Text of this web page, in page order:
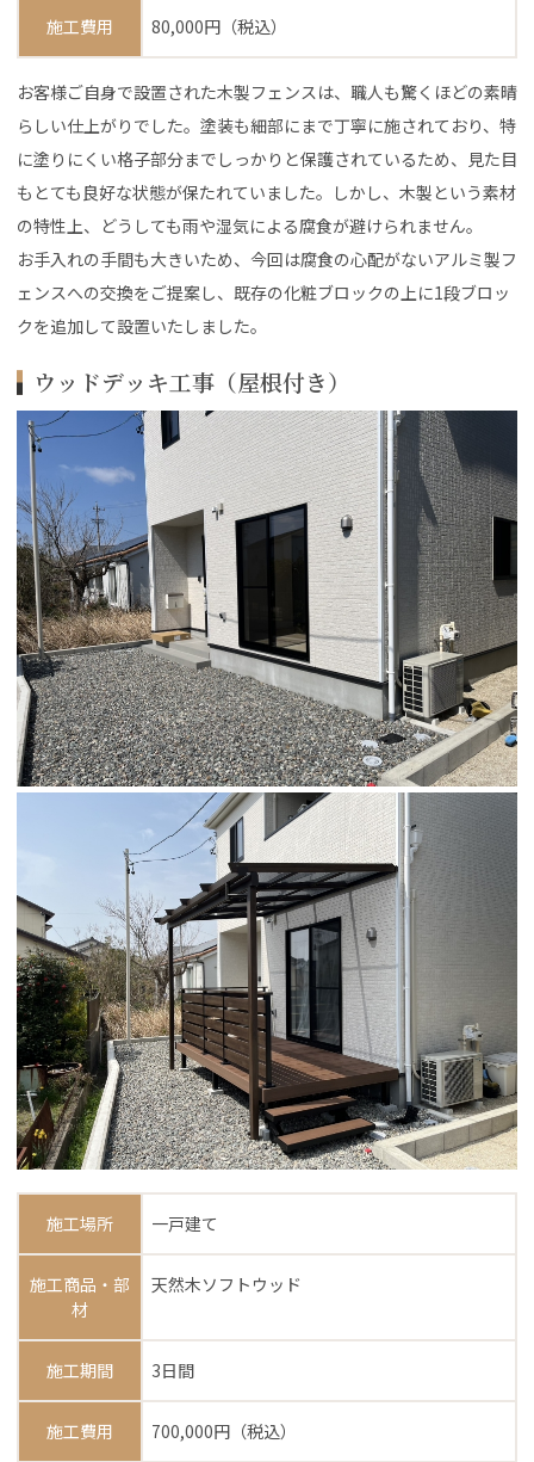
施工費用 80,000円（税込）
お客様ご自身で設置された木製フェンスは、職人も驚くほどの素晴
らしい仕上がりでした。塗装も細部にまで丁寧に施されており、特
に塗りにくい格子部分までしっかりと保護されているため、見た目
もとても良好な状態が保たれていました。しかし、木製という素材
の特性上、どうしても雨や湿気による腐食が避けられません。
お手入れの手間も大きいため、今回は腐食の心配がないアルミ製フ
ェンスへの交換をご提案し、既存の化粧ブロックの上に1段ブロッ
クを追加して設置いたしました。
ウッドデッキ工事（屋根付き）
施工場所 一戸建て
施工商品・部
材
天然木ソフトウッド
施工期間 3日間
施工費用 700,000円（税込）